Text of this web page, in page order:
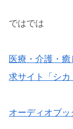
ではでは
医療・介護・
求サイト「シカ
オーディオブ